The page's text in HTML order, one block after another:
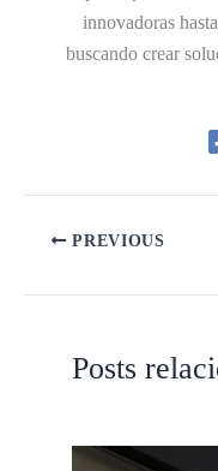
innovadoras
buscando crear
PREVIOUS
Posts